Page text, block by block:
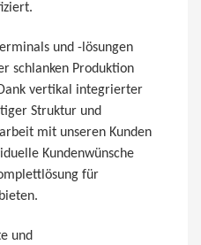
und -lösungen
schlanken Produktion
vertikal integrierter
Struktur und
mit unseren Kunden
Kundenwünsche
für
und